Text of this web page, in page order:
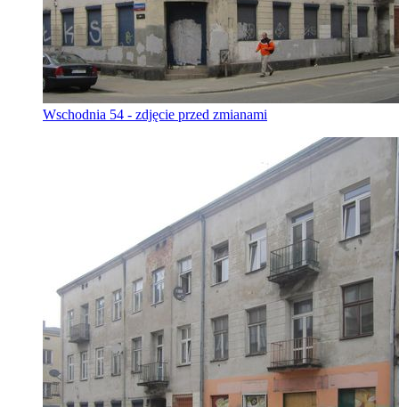
Wschodnia 54 - zdjęcie przed zmianami